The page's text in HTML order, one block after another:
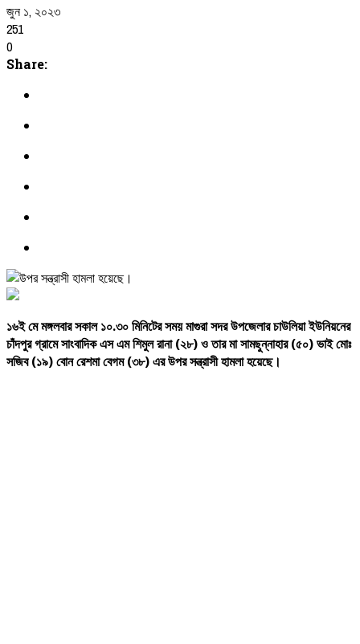
জুন ১, ২০২৩
251
0
Share:
১৬ইমেমঙ্গলবারসকাল ১০.৩০মিনিটেরসময়মাগুরাসদরউপজেলারচাউলিয়াইউনিয়নের
চাঁদপুরগ্রামেসাংবাদিকএসএমশিমুলরানা(২৮)ওতারমাসামছুন্নাহার(৫০)ভাইমোঃ
সজিব(১৯)বোনরেশমাবেগম(৩৮)এরউপরসন্ত্রাসীহামলাহয়েছে।